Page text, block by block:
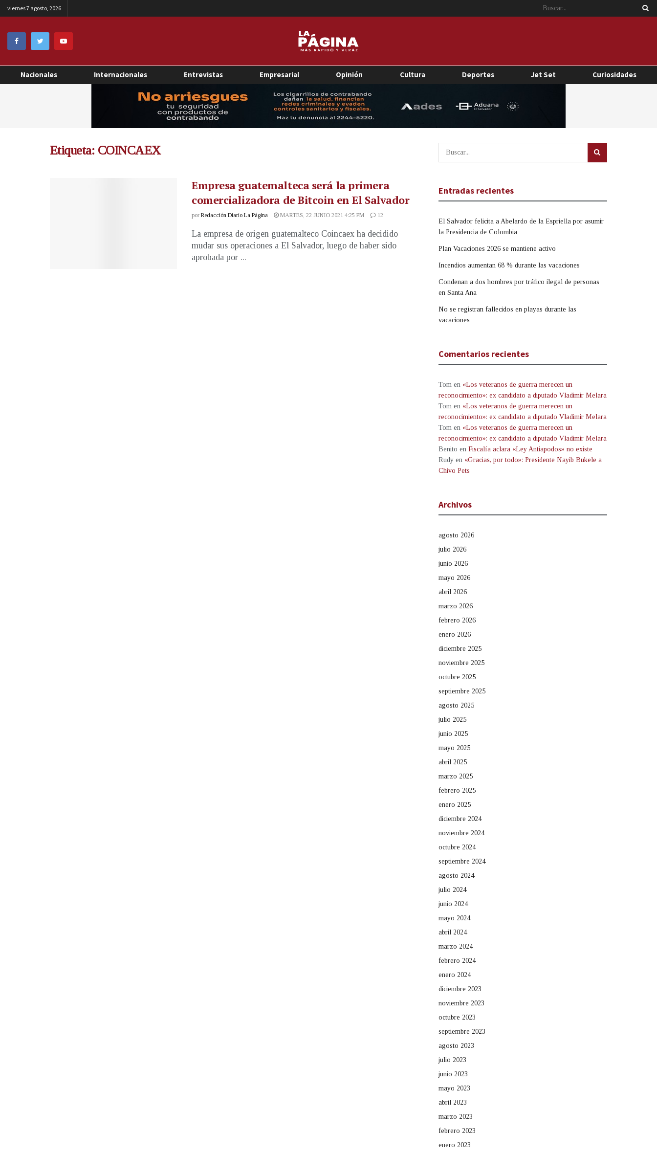
viernes 7 agosto, 2026
Nacionales Internacionales Entrevistas Empresarial Opinión Cultura Deportes Jet Set Curiosidades
Etiqueta: COINCAEX
Empresa guatemalteca será la primera
comercializadora de Bitcoin en El Salvador
por Redacción Diario La Página MARTES, 22 JUNIO 2021 4:25 PM 12
La empresa de origen guatemalteco Coincaex ha decidido
mudar sus operaciones a El Salvador, luego de haber sido
aprobada por ...
Entradas recientes
El Salvador felicita a Abelardo de la Espriella por asumir
la Presidencia de Colombia
Plan Vacaciones 2026 se mantiene activo
Incendios aumentan 68 % durante las vacaciones
Condenan a dos hombres por tráfico ilegal de personas
en Santa Ana
No se registran fallecidos en playas durante las
vacaciones
Comentarios recientes
Tom en «Los veteranos de guerra merecen un
reconocimiento»: ex candidato a diputado Vladimir Melara
Tom en «Los veteranos de guerra merecen un
reconocimiento»: ex candidato a diputado Vladimir Melara
Tom en «Los veteranos de guerra merecen un
reconocimiento»: ex candidato a diputado Vladimir Melara
Benito en Fiscalía aclara «Ley Antiapodos» no existe
Rudy en «Gracias, por todo»: Presidente Nayib Bukele a
Chivo Pets
Archivos
agosto 2026
julio 2026
junio 2026
mayo 2026
abril 2026
marzo 2026
febrero 2026
enero 2026
diciembre 2025
noviembre 2025
octubre 2025
septiembre 2025
agosto 2025
julio 2025
junio 2025
mayo 2025
abril 2025
marzo 2025
febrero 2025
enero 2025
diciembre 2024
noviembre 2024
octubre 2024
septiembre 2024
agosto 2024
julio 2024
junio 2024
mayo 2024
abril 2024
marzo 2024
febrero 2024
enero 2024
diciembre 2023
noviembre 2023
octubre 2023
septiembre 2023
agosto 2023
julio 2023
junio 2023
mayo 2023
abril 2023
marzo 2023
febrero 2023
enero 2023